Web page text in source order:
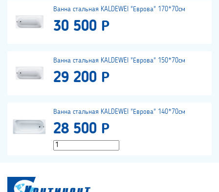
Ванна стальная KALDEWEI "Еврова" 170*70см
30 500 Р
Ванна стальная KALDEWEI "Еврова" 150*70см
29 200 Р
Ванна стальная KALDEWEI "Еврова" 140*70см
28 500 Р